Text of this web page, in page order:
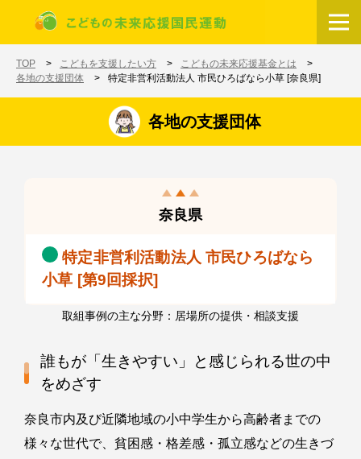
メインコンテンツに移動
TOP こどもを支援したい方
こどもの未来応援基金とは
各地の支援団体
特定非営利活動法人 市民ひろばなら小草 [奈良県]
各地の支援団体
奈良県
特定非営利活動法人 市民ひろばなら
小草 [第9回採択]
取組事例の主な分野：居場所の提供・相談支援
誰もが「生きやすい」と感じられる世の中
をめざす
奈良市内及び近隣地域の小中学生から高齢者までの
様々な世代で、貧困感・格差感・孤立感などの生きづ